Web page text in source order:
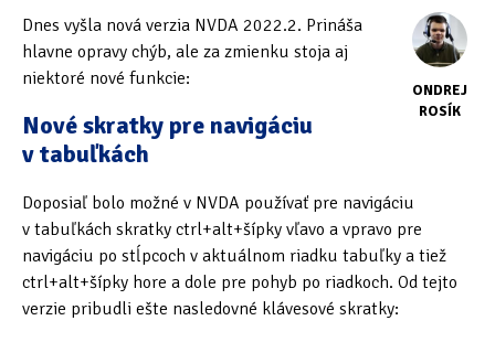
Zápisníky (7)
Oficiální materiály
Pozvánky & oznámení(67)
Pracuji sluchem(564)
Pracuji sluchem a hmatem(566)
ONDREJ
ROSÍK
Dnes vyšla nová verzia NVDA 2022.2. Prináša
hlavne opravy chýb, ale za zmienku stoja aj
niektoré nové funkcie:
Nové skratky pre navigáciu
v tabuľkách
Doposiaľ bolo možné v NVDA používať pre navigáciu
v tabuľkách skratky ctrl+alt+šípky vľavo a vpravo pre
navigáciu po stĺpcoch v aktuálnom riadku tabuľky a tiež
ctrl+alt+šípky hore a dole pre pohyb po riadkoch. Od tejto
verzie pribudli ešte nasledovné klávesové skratky: